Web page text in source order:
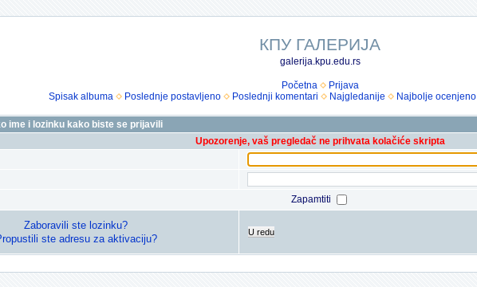
КПУ ГАЛЕРИЈА
galerija.kpu.edu.rs
Početna
Prijava
Spisak albuma
Poslednje postavljeno Poslednji komentari Najgledanije Najbolje ocenjeno
ime i lozinku kako biste se prijavili
Upozorenje, vaš pregledač ne prihvata kolačiće skripta
Zapamtiti
Zaboravili ste lozinku?
ste adresu za aktivaciju?
U redu